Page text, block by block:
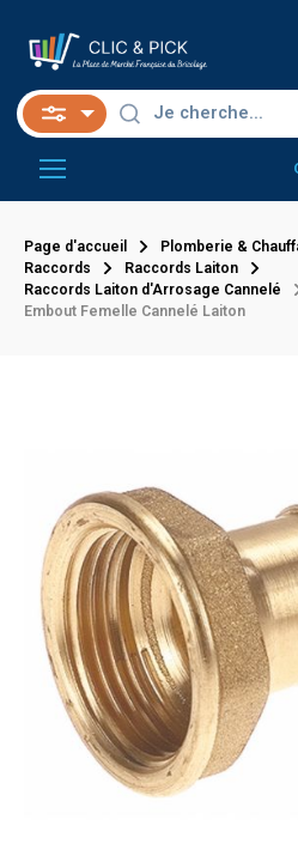
Page d'accueil Plomberie &
Raccords
Raccords Laiton
Raccords Laiton d'Arrosage Cannelé
Embout Femelle Cannelé Laiton